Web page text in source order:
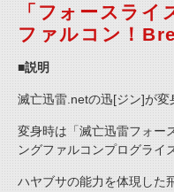
「フォースラ
ファルコン！
■説明
滅亡迅雷.netの迅[ジン]が変
変身時は「滅亡迅雷フォー
ングファルコンプログライ
ハヤブサの能力を体現した